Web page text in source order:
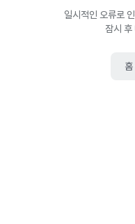
일시적인 오류로
잠시 후